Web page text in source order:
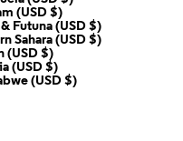
Vietnam (USD $)
Wallis & Futuna (USD $)
Western Sahara (USD $)
Yemen (USD $)
Zambia (USD $)
Zimbabwe (USD $)